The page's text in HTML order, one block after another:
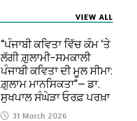
VIEW ALL
“ਪੰਜਾਬੀ ਕਵਿਤਾ ਵਿੱਚ ਕੰਮ ‘ਤੇ
ਲੱਗੀ ਗ਼ੁਲਾਮੀ–ਸਮਕਾਲੀ
ਪੰਜਾਬੀ ਕਵਿਤਾ ਦੀ ਮੂਲ ਸੀਮਾ:
ਗ਼ੁਲਾਮ ਮਾਨਸਿਕਤਾ”— ਡਾ.
ਸੁਖਪਾਲ ਸੰਘੇੜਾ ਓਰਫ਼ ਪਰਖ਼ਾ
31 March 2026